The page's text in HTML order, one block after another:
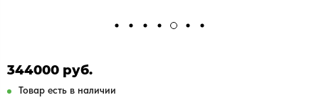
344000 руб.
Товар есть в наличии